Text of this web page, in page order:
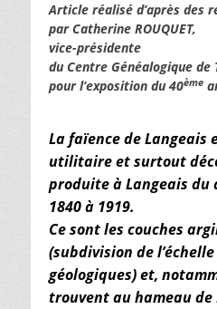
Article réalisé d’après des
par Catherine ROUQUET,
vice-présidente
du Centre Généalogique de
pour l’exposition du 40ème
La faïence de Langeais
utilitaire et surtout
produite à Langeais du
1840 à 1919.
Ce sont les couches
(subdivision de
géologiques) et,
trouvent au hameau de